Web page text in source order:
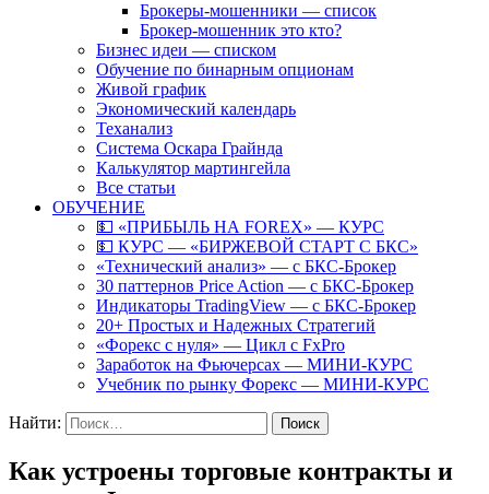
Брокеры-мошенники — список
Брокер-мошенник это кто?
Бизнес идеи — списком
Обучение по бинарным опционам
Живой график
Экономический календарь
Теханализ
Система Оскара Грайнда
Калькулятор мартингейла
Все статьи
ОБУЧЕНИЕ
💵 «ПРИБЫЛЬ НА FOREX» — КУРС
💵 КУРС — «БИРЖЕВОЙ СТАРТ С БКС»
«Технический анализ» — с БКС-Брокер
30 паттернов Price Action — с БКС-Брокер
Индикаторы TradingView — с БКС-Брокер
20+ Простых и Надежных Стратегий
«Форекс с нуля» — Цикл с FxPro
Заработок на Фьючерсах — МИНИ-КУРС
Учебник по рынку Форекс — МИНИ-КУРС
Найти:
Как устроены торговые контракты и